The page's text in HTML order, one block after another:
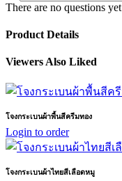
There are no questions yet
Product Details
Viewers Also Liked
โจงกระเบนผ้าพื้นสีครีมทอง
Login to order
โจงกระเบนผ้าไทยสีเลือดหมู